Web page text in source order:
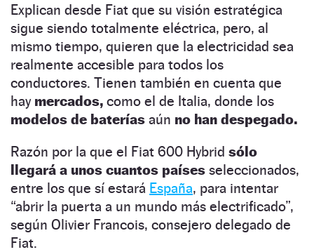
Explican desde Fiat que su visión estratégica
sigue siendo totalmente eléctrica, pero, al
mismo tiempo, quieren que la electricidad sea
realmente accesible para todos los
conductores. Tienen también en cuenta que
hay mercados, como el de Italia, donde los
modelos de baterías aún no han despegado.
Razón por la que el Fiat 600 Hybrid sólo
llegará a unos cuantos países seleccionados,
entre los que sí estará España, para intentar
“abrir la puerta a un mundo más electrificado”,
según Olivier Francois, consejero delegado de
Fiat.